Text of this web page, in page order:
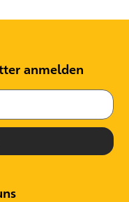
anmelden